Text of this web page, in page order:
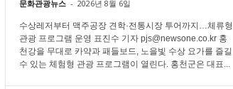
문화관광뉴스 - 2026년 8월 6일
수상레저부터 맥주공장 견학·전통시장 투어까지…체류형
관광 프로그램 운영 표진수 기자 pjs@newsone.co.kr 홍
천강을 무대로 카약과 패들보드, 노을빛 수상 요가를 즐길
수 있는 체험형 관광 프로그램이 열린다. 홍천군은 대표...